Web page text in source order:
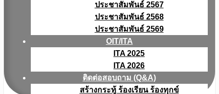
ประชาสัมพันธ์ 2567
ประชาสัมพันธ์ 2568
ประชาสัมพันธ์ 2569
OIT/ITA
ITA 2025
ITA 2026
ติดต่อสอบถาม (Q&A)
สร้างกระทู้ ร้องเรียน ร้องทุกข์